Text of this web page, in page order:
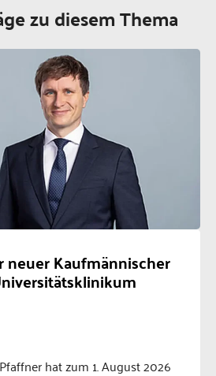
zu diesem Thema
neuer Kaufmännischer
hat zum 1. August 2026